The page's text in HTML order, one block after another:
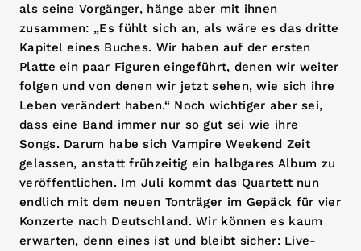
als seine Vorgänger, hänge aber mit ihnen
zusammen: „Es fühlt sich an, als wäre es das dritte
Kapitel eines Buches. Wir haben auf der ersten
Platte ein paar Figuren eingeführt, denen wir weiter
folgen und von denen wir jetzt sehen, wie sich ihre
Leben verändert haben.“ Noch wichtiger aber sei,
dass eine Band immer nur so gut sei wie ihre
Songs. Darum habe sich Vampire Weekend Zeit
gelassen, anstatt frühzeitig ein halbgares Album zu
veröffentlichen. Im Juli kommt das Quartett nun
endlich mit dem neuen Tonträger im Gepäck für vier
Konzerte nach Deutschland. Wir können es kaum
erwarten, denn eines ist und bleibt sicher: Live-